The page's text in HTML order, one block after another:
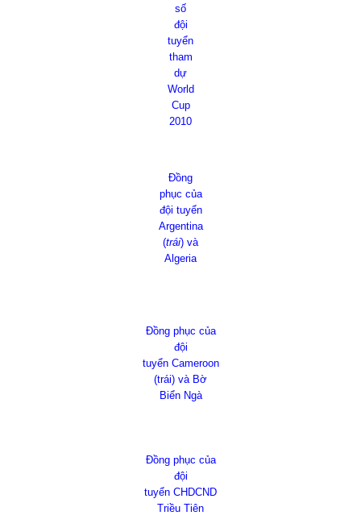
số
đội
tuyển
tham
dự
World
Cup
2010
Đồng
phục của
đội tuyển
Argentina
(trái) và
Algeria
Đồng phục của
đội
tuyển Cameroon
(trái) và Bờ
Biển Ngà
Đồng phục của
đội
tuyển CHDCND
Triều Tiên